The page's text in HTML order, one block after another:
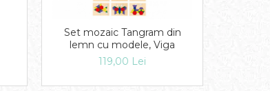
Set mozaic Tangram din
lemn cu modele, Viga
119,00 Lei